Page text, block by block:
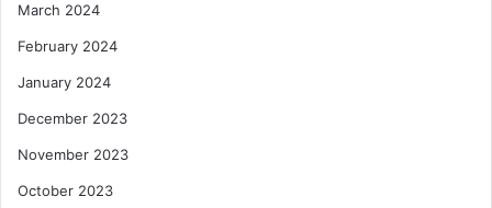
March 2024
February 2024
January 2024
December 2023
November 2023
October 2023